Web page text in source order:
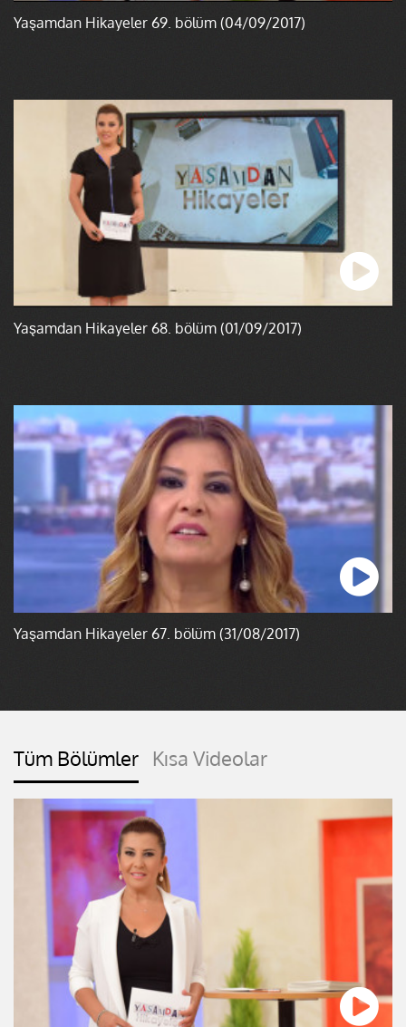
Yaşamdan Hikayeler 69. bölüm (04/09/2017)
Yaşamdan Hikayeler 68. bölüm (01/09/2017)
Yaşamdan Hikayeler 67. bölüm (31/08/2017)
Tüm Bölümler Kısa Videolar